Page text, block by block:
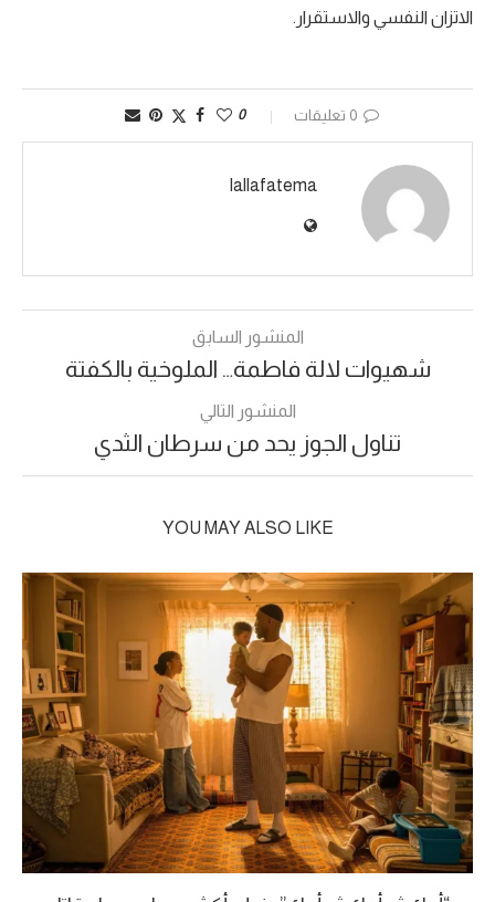
الاتزان النفسي والاستقرار.
0 تعليقات 0
lallafatema
المنشور السابق
شهيوات لالة فاطمة… الملوخية بالكفتة
المنشور التالي
تناول الجوز يحد من سرطان الثدي
YOU MAY ALSO LIKE